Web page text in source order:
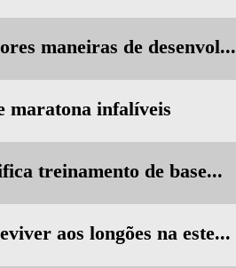
maneiras de desenvol...
maratona infalíveis
treinamento de base...
aos longões na este...